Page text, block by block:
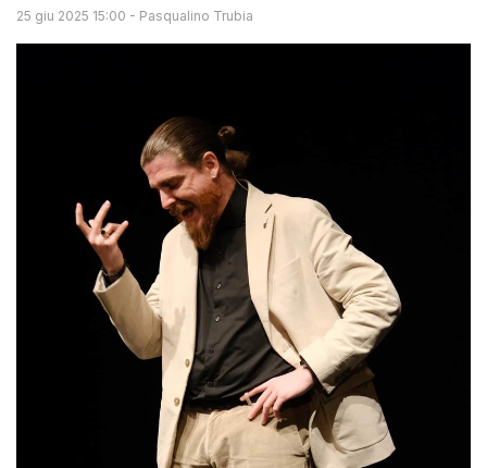
25 giu 2025 15:00 - Pasqualino Trubia